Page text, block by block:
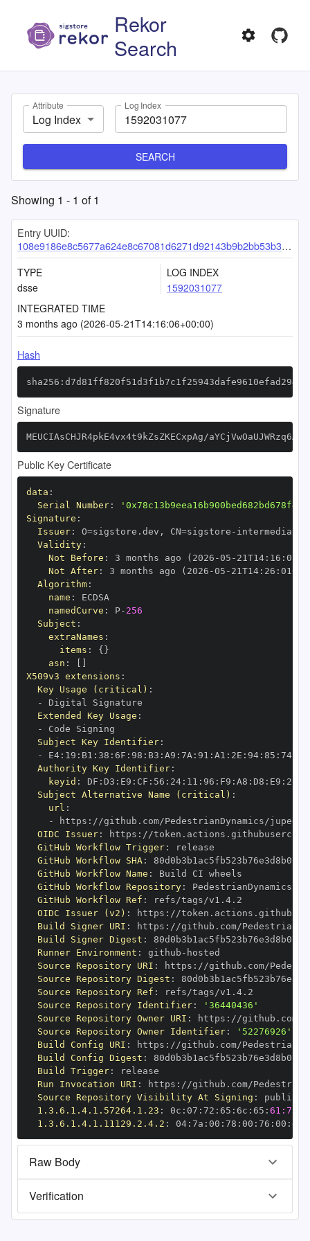
Rekor
Search
Attribute
Log Index
Log Index
SEARCH
Showing 1 - 1 of1
Entry UUID:
108e9186e8c5677a624e8c67081d6271d92143b9b2bb53b34991833f2036a5dff07b636be6e7f127
TYPE
dsse
LOG INDEX
1592031077
INTEGRATED TIME
3 months ago (2026-05-21T14:16:06+00:00)
Hash
Signature
MEUCIAsCHJR4pkE4vx4t9kZsZKECxpAg/
Public Key Certificate
data :
Serial Number:
Signature :
Issuer: O=sigstore.dev , CN=sigstore -
Validity:
Not Before : 3 months ago (2026 -05 - 21T14: 16 :
Not After: 3 months ago (2026 -05 - 21T14: 26 : 01+00
Algorithm:
name :
namedCurve : P- 256
Subject :
extraNames :
items : { }
asn :
X509v3 extensions :
Key Usage (critical) :
-
Extended Key Usage :
-
Subject Key Identifier:
-
E4: 19 : B1 : 38 : 6F : 98 : B3 : A9 : 7A : 91 : A1 : 2E : 94: 85 : 74:
Authority Key Identifier:
keyid : DF : D3 : E9 : CF : 56 : 24: 11 : 96 : F9 : A8 : D8 : E9 : 28
Subject Alternative Name (critical) :
url :
-
https :
OIDC Issuer: https :
GitHub Workflow Trigger:
GitHub Workflow SHA:
GitHub Workflow Name :
GitHub Workflow Repository:
GitHub Workflow Ref :
OIDC Issuer (v2) : https :
Build Signer URI : https :
Build Signer Digest :
Runner Environment : github -
Source Repository URI : https :
Source Repository Digest :
Source Repository Ref :
Source Repository Identifier:
'36440436'
Source Repository Owner URI : https :
Source Repository Owner Identifier:
'52276926'
Build Config URI : https :
Build Config Digest :
Build Trigger:
Run Invocation URI : https :
Source Repository Visibility At Signing :
1.3.6.1.4.1.57264.1.23 : 0c : 07 : 72 : 65 : 6c : 65 :
1.3.6.1.4.1.11129.2.4.2 : 04: 7a : 00 : 78 : 00 : 76 : 00 : dd
Raw Body
Verification